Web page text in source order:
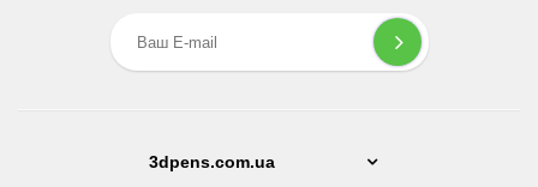
3dpens.com.ua